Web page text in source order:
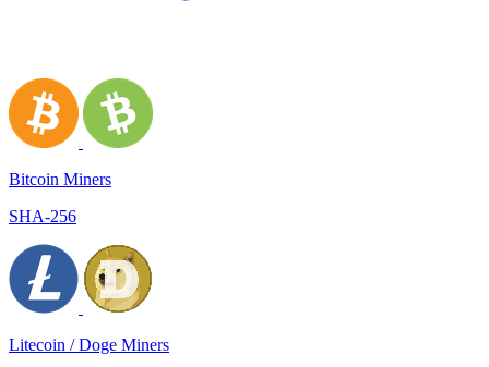
Bitcoin Miners
SHA-256
Litecoin / Doge Miners